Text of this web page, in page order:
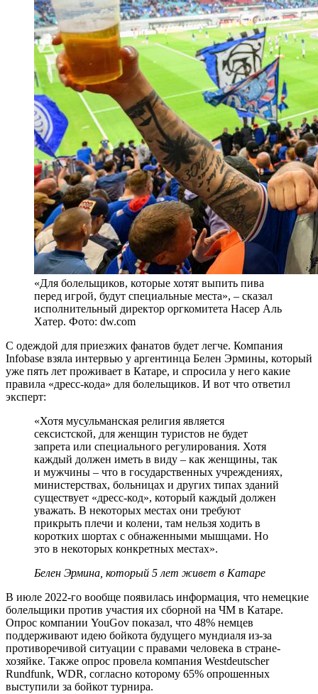
«Для болельщиков, которые хотят выпить пива
перед игрой, будут специальные места», – сказал
исполнительный директор оргкомитета Насер Аль
Хатер. Фото: dw.com
С одеждой для приезжих фанатов будет легче. Компания
Infobase взяла интервью у аргентинца Белен Эрмины, который
уже пять лет проживает в Катаре, и спросила у него какие
правила «дресс-кода» для болельщиков. И вот что ответил
эксперт:
«Хотя мусульманская религия является
сексистской, для женщин туристов не будет
запрета или специального регулирования. Хотя
каждый должен иметь в виду – как женщины, так
и мужчины – что в государственных учреждениях,
министерствах, больницах и других типах зданий
существует «дресс-код», который каждый должен
уважать. В некоторых местах они требуют
прикрыть плечи и колени, там нельзя ходить в
коротких шортах с обнаженными мышцами. Но
это в некоторых конкретных местах».
Белен Эрмина, который 5 лет живет в Катаре
В июле 2022-го вообще появилась информация, что немецкие
болельщики против участия их сборной на ЧМ в Катаре.
Опрос компании YouGov показал, что 48% немцев
поддерживают идею бойкота будущего мундиаля из-за
противоречивой ситуации с правами человека в стране-
хозяйке. Также опрос провела компания Westdeutscher
Rundfunk, WDR, согласно которому 65% опрошенных
выступили за бойкот турнира.